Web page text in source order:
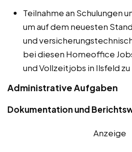
Teilnahme an Schulungen
um auf dem neuesten
und
bei diesen Homeoffice
und Vollzeitjobs in Ilsfeld
Administrative Aufgaben
Dokumentation und
Anzeige